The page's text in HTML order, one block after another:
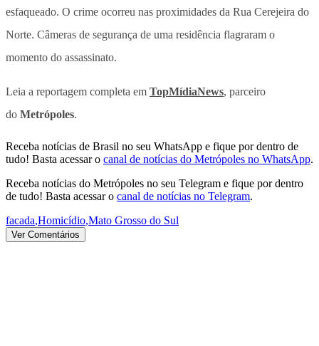
esfaqueado. O crime ocorreu nas proximidades da Rua Cerejeira do
Norte. Câmeras de segurança de uma residência flagraram o
momento do assassinato.
Leia a reportagem completa em TopMídiaNews, parceiro
do Metrópoles.
Receba notícias de Brasil no seu WhatsApp e fique por dentro de
tudo! Basta acessar o canal de notícias do Metrópoles no WhatsApp.
Receba notícias do Metrópoles no seu Telegram e fique por dentro
de tudo! Basta acessar o canal de notícias no Telegram.
facada,Homicídio,Mato Grosso do Sul
Ver Comentários